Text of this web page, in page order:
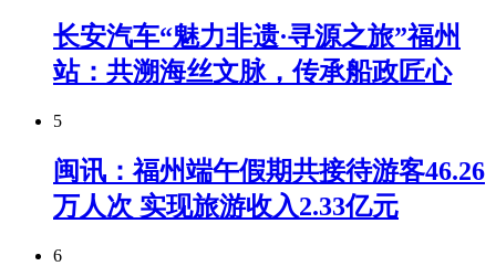
长安汽车“魅力非遗·寻源之旅”福州
站：共溯海丝文脉，传承船政匠心
5
闽讯：福州端午假期共接待游客46.26
万人次 实现旅游收入2.33亿元
6